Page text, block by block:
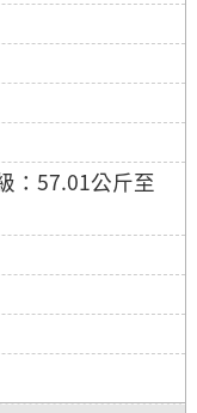
：57.01公斤至